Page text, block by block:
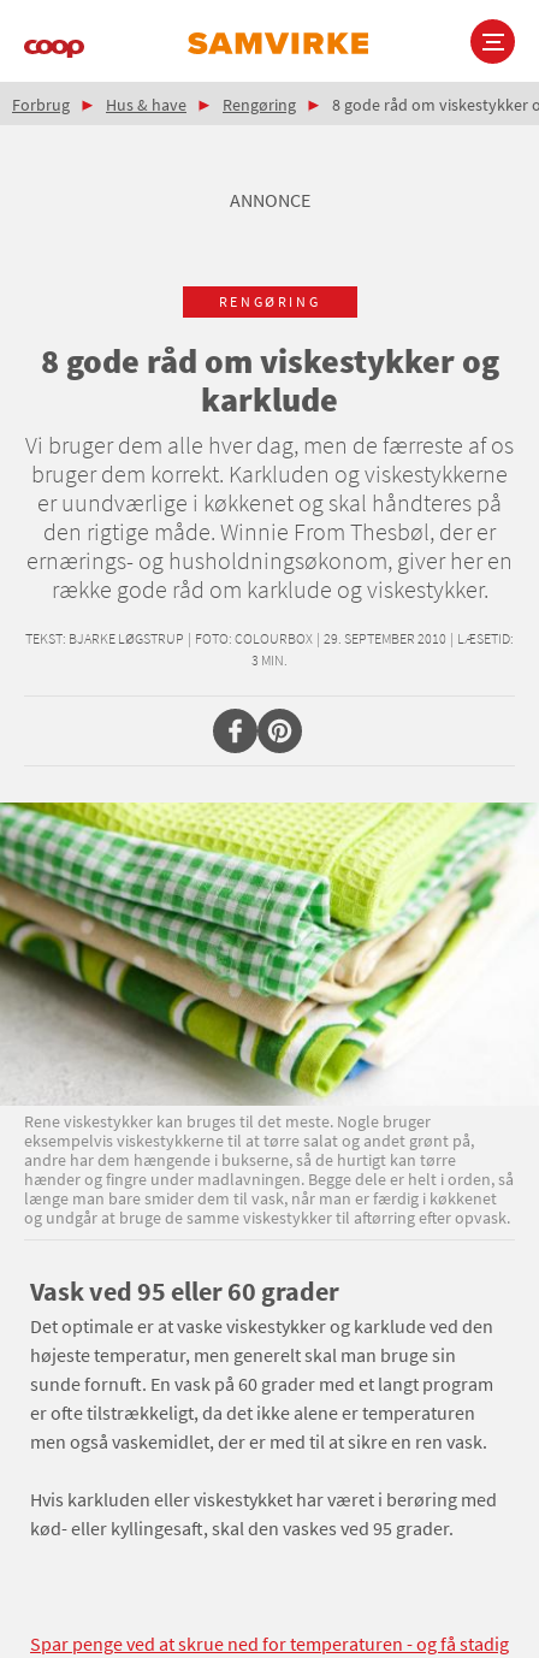
Main
Brødkrumme
Forbrug Hus & have Rengøring 8 gode råd om viskestykker
ANNONCE
RENGØRING
8 gode råd om viskestykker og
karklude
Vi bruger dem alle hver dag, men de færreste af os
bruger dem korrekt. Karkluden og viskestykkerne
er uundværlige i køkkenet og skal håndteres på
den rigtige måde. Winnie From Thesbøl, der er
ernærings- og husholdningsøkonom, giver her en
række gode råd om karklude og viskestykker.
TEKST: BJARKE LØGSTRUP | FOTO: COLOURBOX | 29. SEPTEMBER 2010 | LÆSETID:
3 MIN.
Rene viskestykker kan bruges til det meste. Nogle bruger
eksempelvis viskestykkerne til at tørre salat og andet grønt på,
andre har dem hængende i bukserne, så de hurtigt kan tørre
hænder og fingre under madlavningen. Begge dele er helt i orden, så
længe man bare smider dem til vask, når man er færdig i køkkenet
og undgår at bruge de samme viskestykker til aftørring efter opvask.
Vask ved 95 eller 60 grader
Det optimale er at vaske viskestykker og karklude ved den
højeste temperatur, men generelt skal man bruge sin
sunde fornuft. En vask på 60 grader med et langt program
er ofte tilstrækkeligt, da det ikke alene er temperaturen
men også vaskemidlet, der er med til at sikre en ren vask.
Hvis karkluden eller viskestykket har været i berøring med
kød- eller kyllingesaft, skal den vaskes ved 95 grader.
Spar penge ved at skrue ned for temperaturen - og få stadig